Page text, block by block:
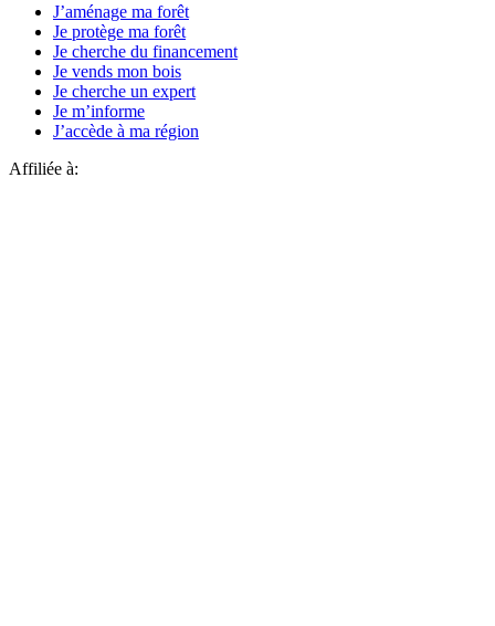
J’aménage ma forêt
Je protège ma forêt
Je cherche du financement
Je vends mon bois
Je cherche un expert
Je m’informe
J’accède à ma région
Affiliée à: